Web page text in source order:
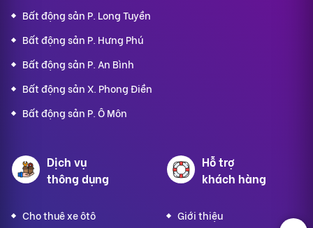
Bất động sản P. Long Tuyền
Bất động sản P. Hưng Phú
Bất động sản P. An Bình
Bất động sản X. Phong Điền
Bất động sản P. Ô Môn
Dịch vụ
thông dụng
Cho thuê xe ôtô
Hỗ trợ
khách hàng
Giới thiệu